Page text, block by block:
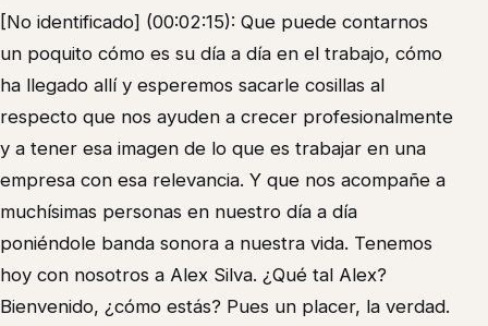
[No identificado] (00:02:15): Que puede contarnos
un poquito cómo es su día a día en el trabajo, cómo
ha llegado allí y esperemos sacarle cosillas al
respecto que nos ayuden a crecer profesionalmente
y a tener esa imagen de lo que es trabajar en una
empresa con esa relevancia. Y que nos acompañe a
muchísimas personas en nuestro día a día
poniéndole banda sonora a nuestra vida. Tenemos
hoy con nosotros a Alex Silva. ¿Qué tal Alex?
Bienvenido, ¿cómo estás? Pues un placer, la verdad.